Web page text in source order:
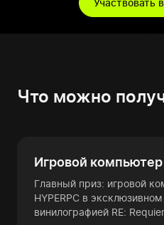
Участвовать
Что можно
Игровой компьютер
Главный приз: игровой
HYPERPC в
винилографией RE: